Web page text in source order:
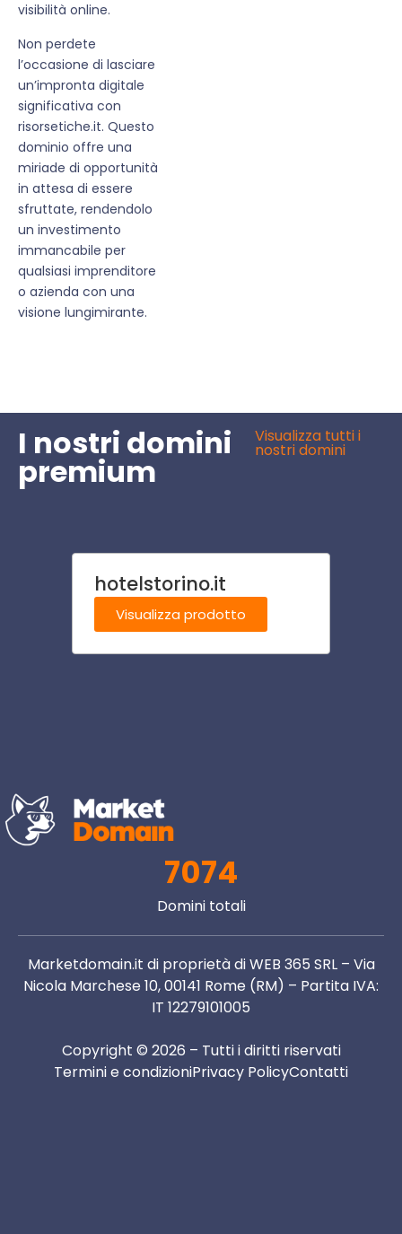
visibilità online.
Non perdete
l’occasione di lasciare
un’impronta digitale
significativa con
risorsetiche.it. Questo
dominio offre una
miriade di opportunità
in attesa di essere
sfruttate, rendendolo
un investimento
immancabile per
qualsiasi imprenditore
o azienda con una
visione lungimirante.
I nostri domini
premium
Visualizza tutti i
nostri domini
hotelstorino.it
Visualizza prodotto
7074
Domini totali
Marketdomain.it di proprietà di WEB 365 SRL – Via
Nicola Marchese 10, 00141 Rome (RM) – Partita IVA:
IT 12279101005
Copyright © 2026 – Tutti i diritti riservati
Termini e condizioniPrivacy PolicyContatti